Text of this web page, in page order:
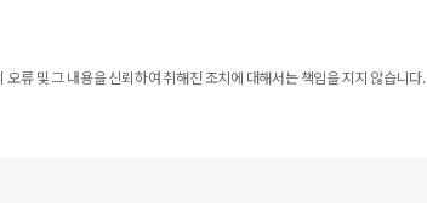
류 및 그 내용을 신뢰하여 취해진 조치에 대해서는 책임을 지지 않습니다.